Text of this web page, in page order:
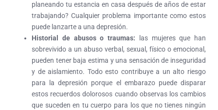
planeando tu estancia en casa después de años de estar
trabajando? Cualquier problema importante como estos
puede lanzarte a una depresión.
Historial de abusos o traumas: las mujeres que han
sobrevivido a un abuso verbal, sexual, físico o emocional,
pueden tener baja estima y una sensación de inseguridad
y de aislamiento. Todo esto contribuye a un alto riesgo
para la depresión porque el embarazo puede disparar
estos recuerdos dolorosos cuando observas los cambios
que suceden en tu cuerpo para los que no tienes ningún